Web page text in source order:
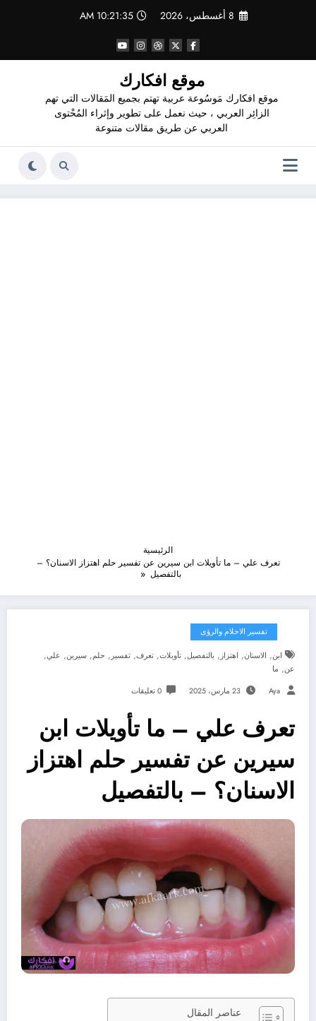
8 أغسطس، 2026 10:21:36 AM
موقع افكارك
موقع افكارك مَوسُوعة عربية تهتم بجميع المَقالات التي تهم
الزائِر العربي ، حيث نعمل على تطوير وإثراء المُحْتوى
العربي عن طريق مقالات متنوعة
الرئيسية
تعرف علي – ما تأويلات ابن سيرين عن تفسير حلم اهتزاز الاسنان؟ –
بالتفصيل
تفسير الاحلام والرؤى
ابن, الاسنان, اهتزاز , بالتفصيل, تأويلات, تعرف, تفسير , حلم, سيرين, علي,
عن, ما
Aya 23 مارس، 2025 0 تعليقات
تعرف علي – ما تأويلات ابن
سيرين عن تفسير حلم اهتزاز
الاسنان؟ – بالتفصيل
عناصر المقال